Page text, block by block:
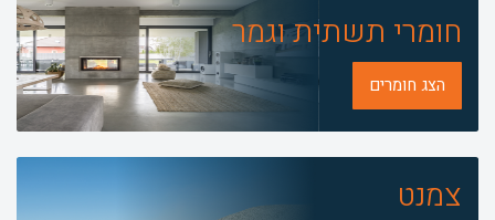
חומרי תשתית וגמר
הצג חומרים
צמנט